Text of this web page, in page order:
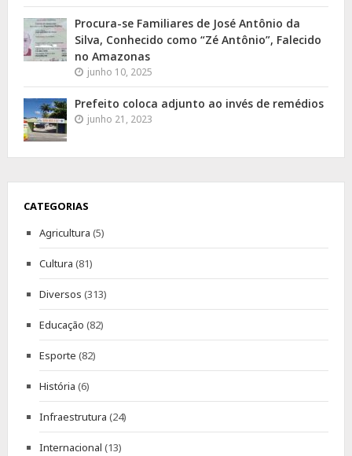
Procura-se Familiares de José Antônio da
Silva, Conhecido como “Zé Antônio”, Falecido
no Amazonas
junho 10, 2025
Prefeito coloca adjunto ao invés de remédios
junho 21, 2023
CATEGORIAS
Agricultura (5)
Cultura (81)
Diversos (313)
Educação (82)
Esporte (82)
História (6)
Infraestrutura (24)
Internacional (13)